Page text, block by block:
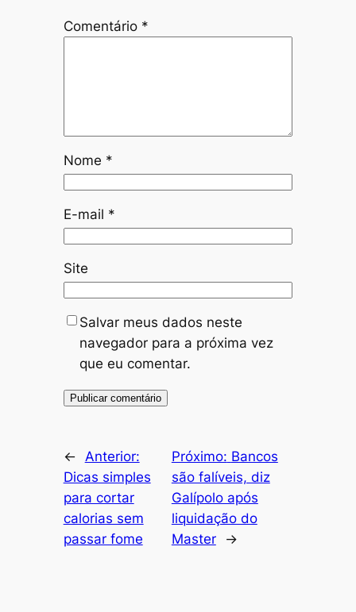
Comentário *
Nome *
E-mail *
Site
Salvar meus dados neste
navegador para a próxima vez
que eu comentar.
←
Anterior:
Dicas simples
para cortar
calorias sem
passar fome
Próximo: Bancos
são falíveis, diz
Galípolo após
liquidação do
Master
→